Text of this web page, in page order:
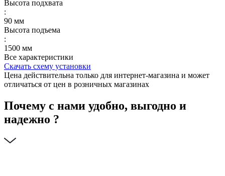
Высота подхвата
:
90 мм
Высота подъема
:
1500 мм
Все характеристики
Скачать схему установки
Цена действительна только для интернет-магазина и может
отличаться от цен в розничных магазинах
Почему с нами удобно, выгодно и
надежно ?